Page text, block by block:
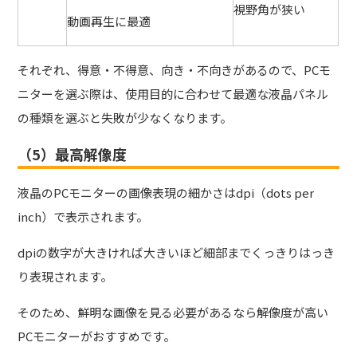
動画再生に最適
視野角が狭い
それぞれ、得意・不得意、向き・不向きがあるので、PCモ
ニターを選ぶ際は、使用目的に合わせて最適な液晶パネル
の種類を選ぶと失敗が少なくなります。
（5）最高解像度
液晶のPCモニターの画像表現の細かさはdpi（dots per
inch）で表示されます。
dpiの数字が大きければ大きいほど細部までくっきりはっき
り表現されます。
そのため、鮮明な画像を見る必要があるなら解像度が高い
PCモニターがおすすめです。